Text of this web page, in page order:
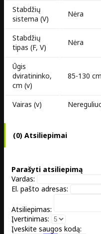
Stabdžių
sistema (V)
Nėra
Stabdžių
tipas (F, V)
Nėra
Ūgis
dviratininko,
cm (v)
85-130 cm
Vairas (v)
(0) Atsiliepimai
Parašyti atsiliepimą
Vardas:
El. pašto adresas:
Atsiliepimas:
Įvertinimas:
Įveskite saugos kodą: